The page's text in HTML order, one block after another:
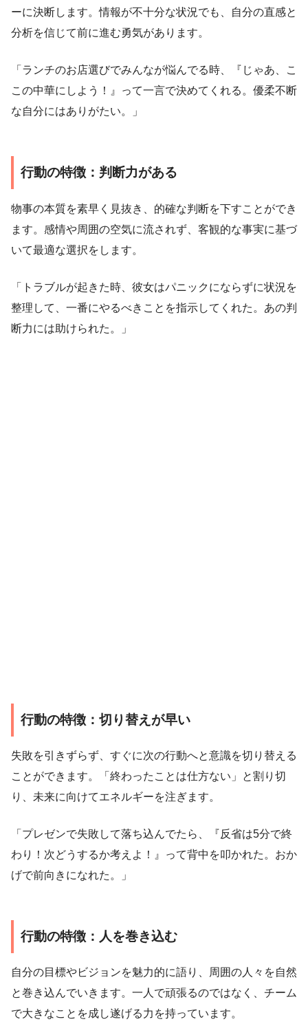
ーに決断します。情報が不十分な状況でも、自分の直感と
分析を信じて前に進む勇気があります。
「ランチのお店選びでみんなが悩んでる時、『じゃあ、こ
この中華にしよう！』って一言で決めてくれる。優柔不断
な自分にはありがたい。」
行動の特徴：判断力がある
物事の本質を素早く見抜き、的確な判断を下すことができ
ます。感情や周囲の空気に流されず、客観的な事実に基づ
いて最適な選択をします。
「トラブルが起きた時、彼女はパニックにならずに状況を
整理して、一番にやるべきことを指示してくれた。あの判
断力には助けられた。」
行動の特徴：切り替えが早い
失敗を引きずらず、すぐに次の行動へと意識を切り替える
ことができます。「終わったことは仕方ない」と割り切
り、未来に向けてエネルギーを注ぎます。
「プレゼンで失敗して落ち込んでたら、『反省は5分で終
わり！次どうするか考えよ！』って背中を叩かれた。おか
げで前向きになれた。」
行動の特徴：人を巻き込む
自分の目標やビジョンを魅力的に語り、周囲の人々を自然
と巻き込んでいきます。一人で頑張るのではなく、チーム
で大きなことを成し遂げる力を持っています。